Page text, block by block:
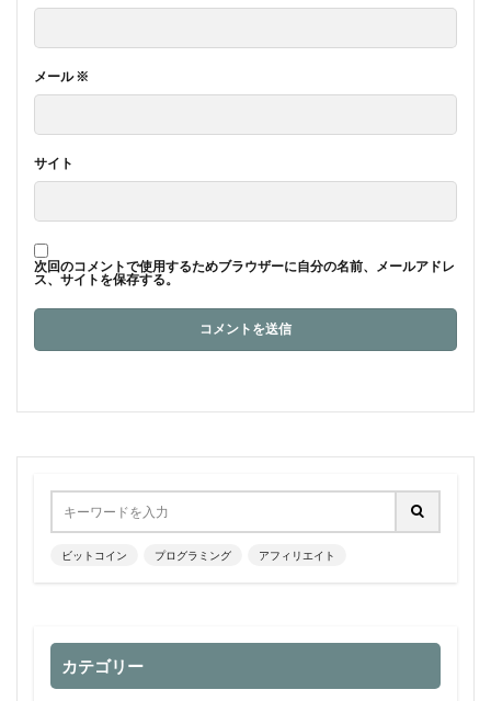
メール※
サイト
次回のコメントで使用するためブラウザーに自分の名前、メールアドレ
ス、サイトを保存する。
ビットコイン プログラミング アフィリエイト
カテゴリー